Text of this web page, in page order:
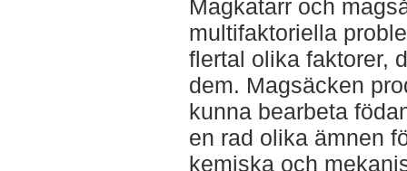
Magkatarr och
multifaktoriella
flertal olika faktorer,
dem. Magsäcken
kunna bearbeta
en rad olika ämnen
kemiska och